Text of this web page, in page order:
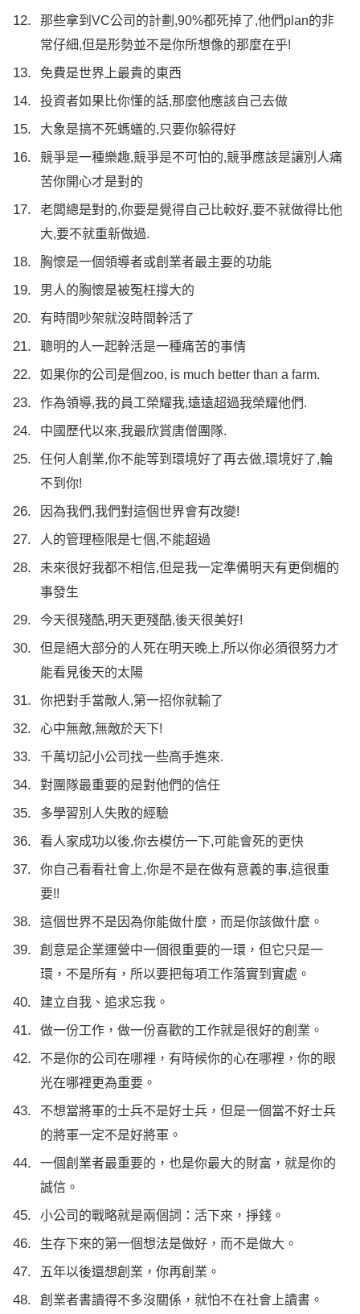
那些拿到VC公司的計劃,90%都死掉了,他們plan的非
常仔細,但是形勢並不是你所想像的那麼在乎!
免費是世界上最貴的東西
投資者如果比你懂的話,那麼他應該自己去做
大象是搞不死螞蟻的,只要你躲得好
競爭是一種樂趣,競爭是不可怕的,競爭應該是讓別人痛
苦你開心才是對的
老闆總是對的,你要是覺得自己比較好,要不就做得比他
大,要不就重新做過.
胸懷是一個領導者或創業者最主要的功能
男人的胸懷是被冤枉撐大的
有時間吵架就沒時間幹活了
聰明的人一起幹活是一種痛苦的事情
如果你的公司是個zoo, is much better than a farm.
作為領導,我的員工榮耀我,遠遠超過我榮耀他們.
中國歷代以來,我最欣賞唐僧團隊.
任何人創業,你不能等到環境好了再去做,環境好了,輪
不到你!
因為我們,我們對這個世界會有改變!
人的管理極限是七個,不能超過
未來很好我都不相信,但是我一定準備明天有更倒楣的
事發生
今天很殘酷,明天更殘酷,後天很美好!
但是絕大部分的人死在明天晚上,所以你必須很努力才
能看見後天的太陽
你把對手當敵人,第一招你就輸了
心中無敵,無敵於天下!
千萬切記小公司找一些高手進來.
對團隊最重要的是對他們的信任
多學習別人失敗的經驗
看人家成功以後,你去模仿一下,可能會死的更快
你自己看看社會上,你是不是在做有意義的事,這很重
要!!
這個世界不是因為你能做什麼，而是你該做什麼。
創意是企業運營中一個很重要的一環，但它只是一
環，不是所有，所以要把每項工作落實到實處。
建立自我、追求忘我。
做一份工作，做一份喜歡的工作就是很好的創業。
不是你的公司在哪裡，有時候你的心在哪裡，你的眼
光在哪裡更為重要。
不想當將軍的士兵不是好士兵，但是一個當不好士兵
的將軍一定不是好將軍。
一個創業者最重要的，也是你最大的財富，就是你的
誠信。
小公司的戰略就是兩個詞：活下來，掙錢。
生存下來的第一個想法是做好，而不是做大。
五年以後還想創業，你再創業。
創業者書讀得不多沒關係，就怕不在社會上讀書。